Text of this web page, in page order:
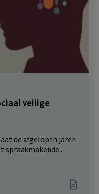
veilige
de afgelopen jaren